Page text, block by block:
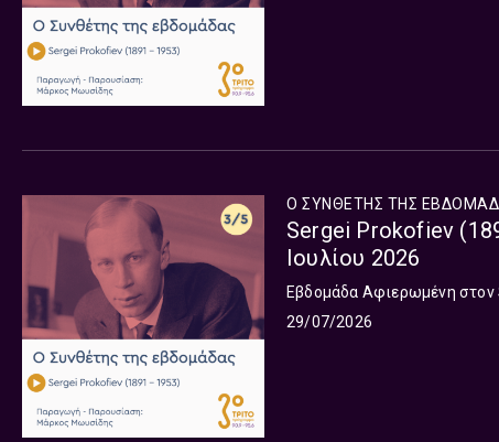
Ο ΣΥΝΘΕΤΗΣ ΤΗΣ
Sergei Prokofiev
Ιουλίου 2026
Εβδομάδα Αφιερωμένη
29/07/2026